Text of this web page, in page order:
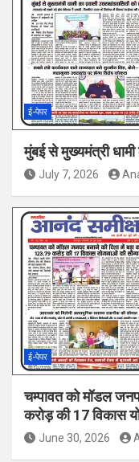
ई-पेपर
मुंबई से मुख्यमंत्री
July 7, 2026
ई-पेपर
चम्पावत को मॉडल
करोड़ की 17 विकास
June 30, 2026